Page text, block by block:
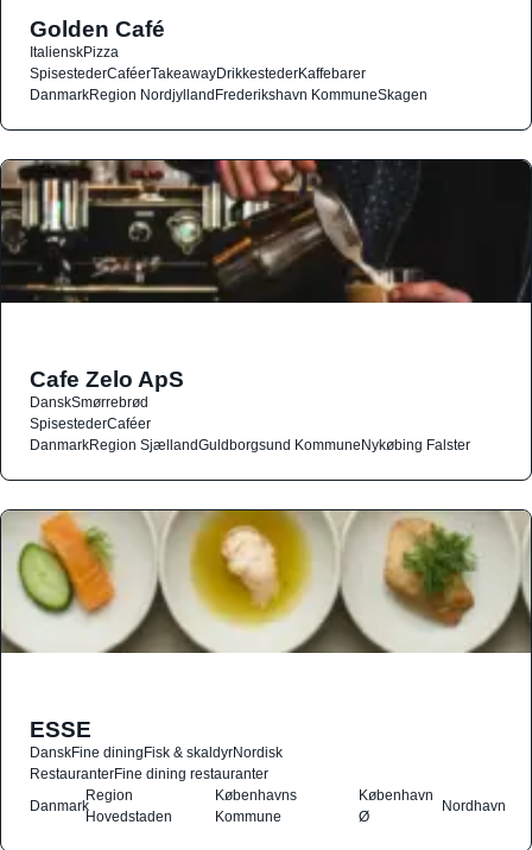
Golden Café
ItalienskPizza
SpisestederCaféerTakeawayDrikkestederKaffebarer
DanmarkRegion NordjyllandFrederikshavn KommuneSkagen
Cafe Zelo ApS
DanskSmørrebrød
SpisestederCaféer
DanmarkRegion SjællandGuldborgsund KommuneNykøbing Falster
ESSE
DanskFine diningFisk & skaldyrNordisk
RestauranterFine dining restauranter
Danmark
Region
Hovedstaden
Københavns
Kommune
København
Ø
Nordhavn